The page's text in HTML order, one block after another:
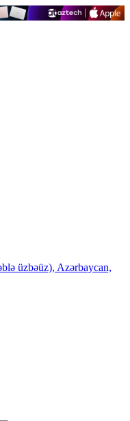
üzbəüz), Azərbaycan,